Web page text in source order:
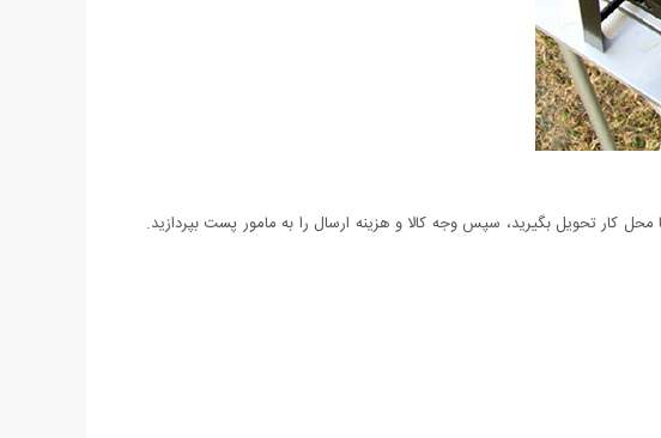
کار تحویل بگیرید، سپس وجه کالا و هزینه ارسال را به مامور پست بپردازید.